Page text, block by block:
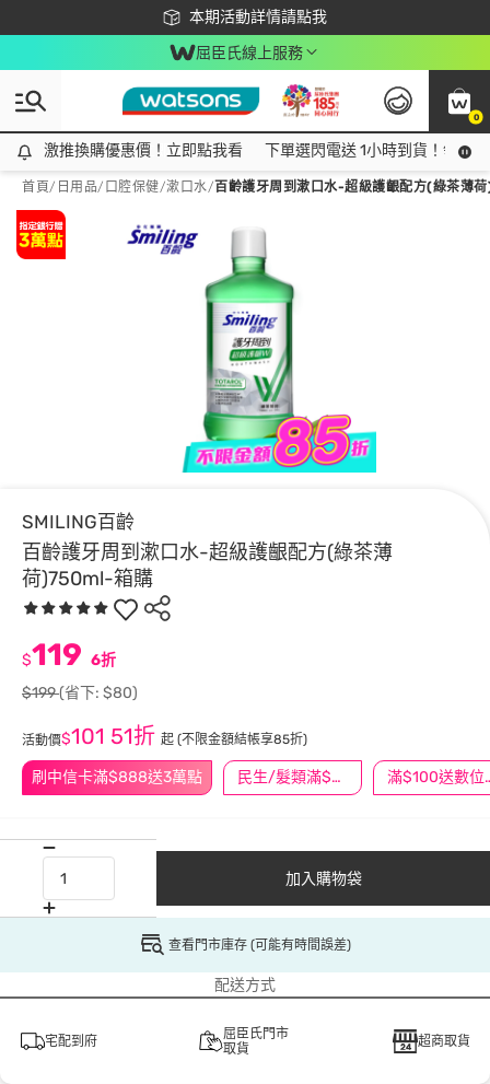
本期活動詳情請點我
下載app最高回饋$350
屈臣氏線上服務
0
激推換購優惠價！立即點我看
激推換購優惠價！立即點我看 下單選閃電送 1小時到貨！領神
首頁/ 日用品/ 口腔保健/漱口水/ 百齡護牙周到漱口水-超級護齦配方(綠茶薄
SMILING百齡
百齡護牙周到漱口水-超級護齦配方(綠茶薄
荷)750ml-箱購
刷中信卡滿$888送3萬點 民生/髮類滿$388送舒潔冰巾 滿
$119 6折
$199(省下: $80)
活動價$101 51折 起 (不限金額結帳享85折)
加入購物袋
查看門市庫存 (可能有時間誤差)
配送方式
宅配到府
屈臣氏門市
取貨
超商取貨